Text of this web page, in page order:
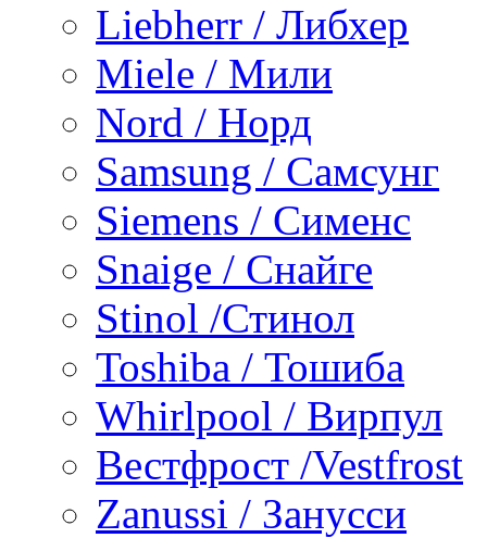
Liebherr / Либхер
Miele / Мили
Nord / Норд
Samsung / Самсунг
Siemens / Сименс
Snaige / Снайге
Stinol /Стинол
Toshiba / Тошиба
Whirlpool / Вирпул
Вестфрост /Vestfrost
Zanussi / Занусси